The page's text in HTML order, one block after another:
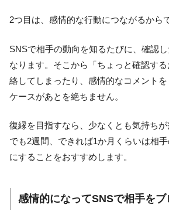
2つ目は、感情的な行動につながるから
SNSで相手の動向を知るたびに、確認
なります。そこから「ちょっと確認す
絡してしまったり、感情的なコメント
ケースがあとを絶ちません。
復縁を目指すなら、少なくとも気持ち
でも2週間、できれば1か月くらいは相
にすることをおすすめします。
感情的になってSNSで相手をブ